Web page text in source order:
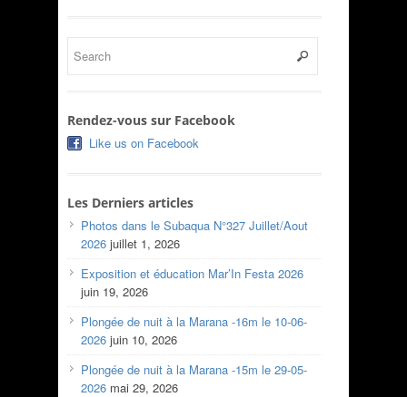
Rendez-vous sur Facebook
Like us on Facebook
Les Derniers articles
Photos dans le Subaqua N°327 Juillet/Aout
2026 juillet 1, 2026
Exposition et éducation Mar’In Festa 2026
juin 19, 2026
Plongée de nuit à la Marana -16m le 10-06-
2026 juin 10, 2026
Plongée de nuit à la Marana -15m le 29-05-
2026 mai 29, 2026